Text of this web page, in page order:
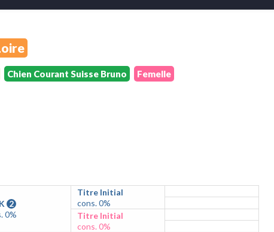
Chien Courant Suisse Bruno Femelle
2
0%
Titre Initial
cons. 0%
Titre Initial
cons. 0%